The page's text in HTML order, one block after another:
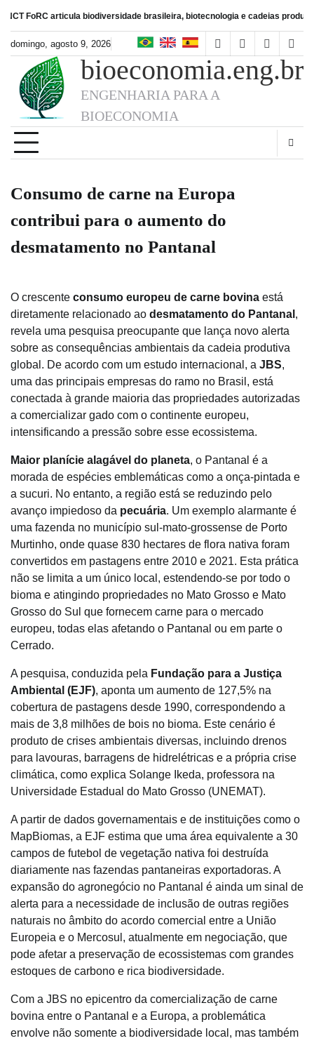
content
articula biodiversidade brasileira, biotecnologia e cadeias produtivas de
domingo, agosto 9, 2026
facebookinstagram
linkedin
bioeconomia.eng.br
ENGENHARIA PARA A
BIOECONOMIA
Consumo de carne na Europa
contribui para o aumento do
desmatamento no Pantanal
O crescente consumo europeu de carne bovina está
diretamente relacionado ao desmatamento do Pantanal ,
revela uma pesquisa preocupante que lança novo alerta
sobre as consequências ambientais da cadeia produtiva
global. De acordo com um estudo internacional, a JBS,
uma das principais empresas do ramo no Brasil, está
conectada à grande maioria das propriedades autorizadas
a comercializar gado com o continente europeu,
intensificando a pressão sobre esse ecossistema.
Maior planície alagável do planeta, o Pantanal é a
morada de espécies emblemáticas como a onça-pintada e
a sucuri. No entanto, a região está se reduzindo pelo
avanço impiedoso da pecuária. Um exemplo alarmante é
uma fazenda no município sul-mato-grossense de Porto
Murtinho, onde quase 830 hectares de flora nativa foram
convertidos em pastagens entre 2010 e 2021. Esta prática
não se limita a um único local, estendendo-se por todo o
bioma e atingindo propriedades no Mato Grosso e Mato
Grosso do Sul que fornecem carne para o mercado
europeu, todas elas afetando o Pantanal ou em parte o
Cerrado.
A pesquisa, conduzida pela Fundação para a Justiça
Ambiental (EJF), aponta um aumento de 127,5% na
cobertura de pastagens desde 1990, correspondendo a
mais de 3,8 milhões de bois no bioma. Este cenário é
produto de crises ambientais diversas, incluindo drenos
para lavouras, barragens de hidrelétricas e a própria crise
climática, como explica Solange Ikeda, professora na
Universidade Estadual do Mato Grosso (UNEMAT).
A partir de dados governamentais e de instituições como o
MapBiomas, a EJF estima que uma área equivalente a 30
campos de futebol de vegetação nativa foi destruída
diariamente nas fazendas pantaneiras exportadoras. A
expansão do agronegócio no Pantanal é ainda um sinal de
alerta para a necessidade de inclusão de outras regiões
naturais no âmbito do acordo comercial entre a União
Europeia e o Mercosul, atualmente em negociação, que
pode afetar a preservação de ecossistemas com grandes
estoques de carbono e rica biodiversidade.
Com a JBS no epicentro da comercialização de carne
bovina entre o Pantanal e a Europa, a problemática
envolve não somente a biodiversidade local, mas também